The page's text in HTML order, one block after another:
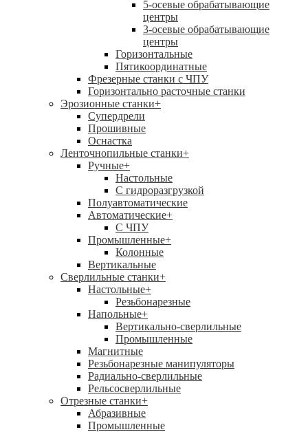
5-осевые обрабатывающие
центры
3-осевые обрабатывающие
центры
Горизонтальные
Пятикоординатные
Фрезерные станки с ЧПУ
Горизонтально расточные станки
Эрозионные станки+
Супердрели
Прошивные
Оснастка
Ленточнопильные станки+
Ручные+
Настольные
С гидроразгрузкой
Полуавтоматические
Автоматические+
С ЧПУ
Промышленные+
Колонные
Вертикальные
Сверлильные станки+
Настольные+
Резьбонарезные
Напольные+
Вертикально-сверлильные
Промышленные
Магнитные
Резьбонарезные манипуляторы
Радиально-сверлильные
Рельсосверлильные
Отрезные станки+
Абразивные
Промышленные